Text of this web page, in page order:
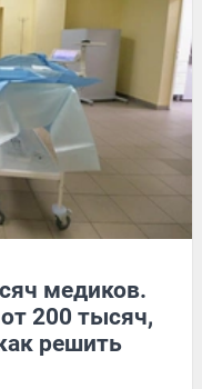
медиков.
200 тысяч,
решить